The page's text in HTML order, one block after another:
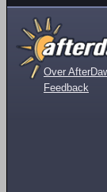
Over
Feedback